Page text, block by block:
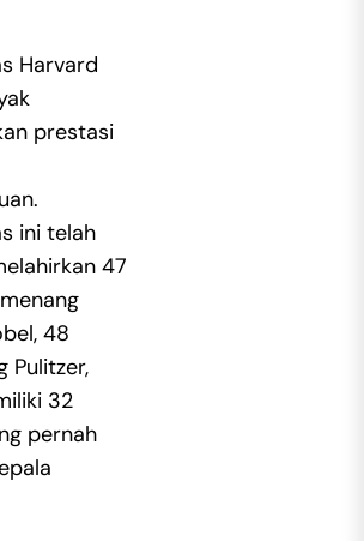
Harvard
prestasi
ini telah
47
48
Pulitzer,
32
pernah